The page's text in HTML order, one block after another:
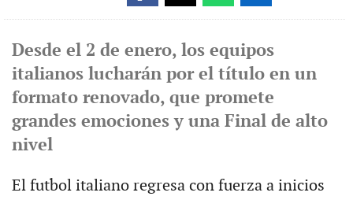
Desde el 2 de enero, los equipos
italianos lucharán por el título en un
formato renovado, que promete
grandes emociones y una Final de alto
nivel
El futbol italiano regresa con fuerza a inicios